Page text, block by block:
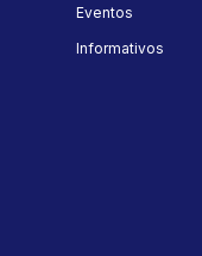
Eventos
Informativos